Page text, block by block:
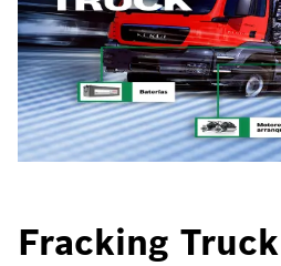
Fracking Truck